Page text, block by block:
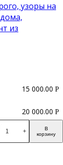
+
В
корзину
15 000.00 Р
20 000.00 Р